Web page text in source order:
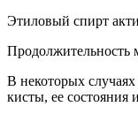
Этиловый спирт
Продолжительность
В некоторых
кисты, ее состояния